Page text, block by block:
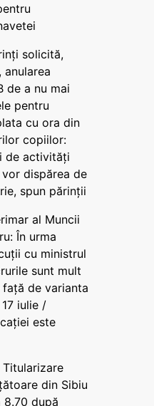
solicită,
de a nu mai
pentru
cu ora din
copiilor:
de activități
dispărea de
spun părinții
al Muncii
În urma
cu ministrul
sunt mult
de varianta
iulie /
este
din Sibiu
după